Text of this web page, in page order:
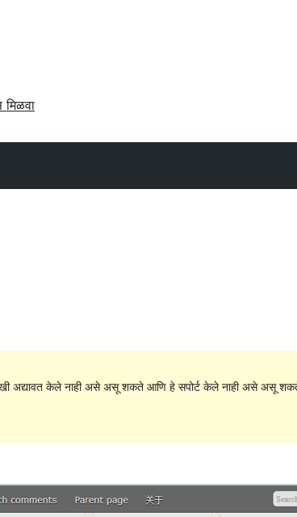
मिळवा
अद्यावत केले नाही असे असू शकते आणि हे सपोर्ट केले नाही असे असू